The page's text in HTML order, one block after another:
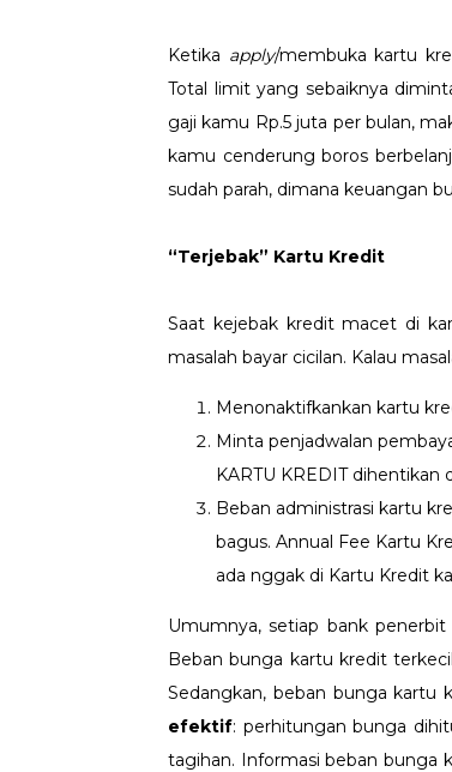
Ketika apply/membuka kartu
Total limit yang sebaiknya
gaji kamu Rp.5 juta per bulan,
kamu cenderung boros
sudah parah, dimana keuangan
“Terjebak” Kartu Kredit
Saat kejebak kredit macet di
masalah bayar cicilan. Kalau
Menonaktifkankan kartu
Minta penjadwalan
KARTU KREDIT dihentikan
Beban administrasi kartu
bagus. Annual Fee Kartu
ada nggak di Kartu Kredit
Umumnya, setiap bank
Beban bunga kartu kredit
Sedangkan, beban bunga kartu
efektif: perhitungan bunga
tagihan. Informasi beban bunga